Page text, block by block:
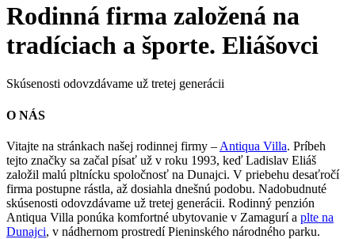
Rodinná firma založená na
tradíciach a športe. Eliášovci
Skúsenosti odovzdávame už tretej generácii
O NÁS
Vitajte na stránkach našej rodinnej firmy – Antiqua Villa. Príbeh
tejto značky sa začal písať už v roku 1993, keď Ladislav Eliáš
založil malú pltnícku spoločnosť na Dunajci. V priebehu desaťročí
firma postupne rástla, až dosiahla dnešnú podobu. Nadobudnuté
skúsenosti odovzdávame už tretej generácii. Rodinný penzión
Antiqua Villa ponúka komfortné ubytovanie v Zamagurí a plte na
Dunajci, v nádhernom prostredí Pieninského národného parku.